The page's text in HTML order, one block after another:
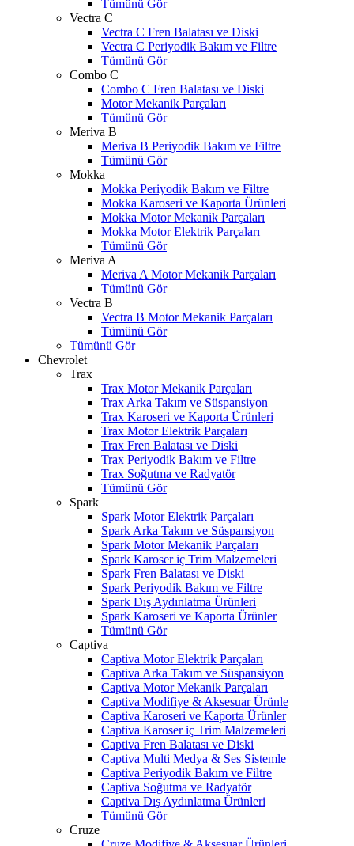
Tümünü Gör
Vectra C
Vectra C Fren Balatası ve Diski
Vectra C Periyodik Bakım ve Filtre
Tümünü Gör
Combo C
Combo C Fren Balatası ve Diski
Motor Mekanik Parçaları
Tümünü Gör
Meriva B
Meriva B Periyodik Bakım ve Filtre
Tümünü Gör
Mokka
Mokka Periyodik Bakım ve Filtre
Mokka Karoseri ve Kaporta Ürünleri
Mokka Motor Mekanik Parçaları
Mokka Motor Elektrik Parçaları
Tümünü Gör
Meriva A
Meriva A Motor Mekanik Parçaları
Tümünü Gör
Vectra B
Vectra B Motor Mekanik Parçaları
Tümünü Gör
Tümünü Gör
Chevrolet
Trax
Trax Motor Mekanik Parçaları
Trax Arka Takım ve Süspansiyon
Trax Karoseri ve Kaporta Ürünleri
Trax Motor Elektrik Parçaları
Trax Fren Balatası ve Diski
Trax Periyodik Bakım ve Filtre
Trax Soğutma ve Radyatör
Tümünü Gör
Spark
Spark Motor Elektrik Parçaları
Spark Arka Takım ve Süspansiyon
Spark Motor Mekanik Parçaları
Spark Karoser iç Trim Malzemeleri
Spark Fren Balatası ve Diski
Spark Periyodik Bakım ve Filtre
Spark Dış Aydınlatma Ürünleri
Spark Karoseri ve Kaporta Ürünler
Tümünü Gör
Captiva
Captiva Motor Elektrik Parçaları
Captiva Arka Takım ve Süspansiyon
Captiva Motor Mekanik Parçaları
Captiva Modifiye & Aksesuar Ürünle
Captiva Karoseri ve Kaporta Ürünler
Captiva Karoser iç Trim Malzemeleri
Captiva Fren Balatası ve Diski
Captiva Multi Medya & Ses Sistemle
Captiva Periyodik Bakım ve Filtre
Captiva Soğutma ve Radyatör
Captiva Dış Aydınlatma Ürünleri
Tümünü Gör
Cruze